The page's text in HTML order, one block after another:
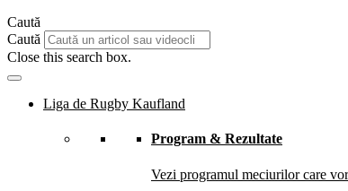
Caută
Caută
Close this search box.
Liga de Rugby Kaufland
Program & Rezultate
Vezi programul meciurilor care